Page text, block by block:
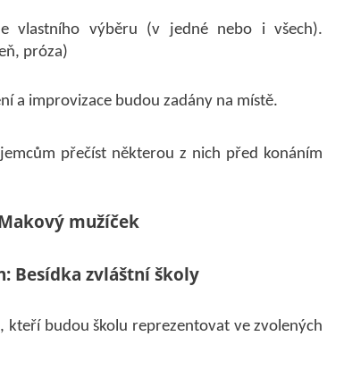
vlastního výběru (v jedné nebo i všech).
próza)
a improvizace budou zadány na místě.
přečíst některou z nich před konáním
mužíček
Besídka zvláštní školy
budou školu reprezentovat ve zvolených